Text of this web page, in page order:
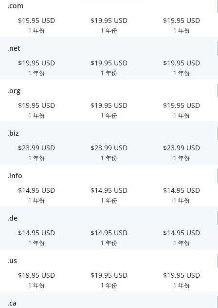
.com
$19.95 USD
1 年份
$19.95 USD
1 年份
$19.95 USD
1 年份
.net
$19.95 USD
1 年份
$19.95 USD
1 年份
$19.95 USD
1 年份
.org
$19.95 USD
1 年份
$19.95 USD
1 年份
$19.95 USD
1 年份
.biz
$23.99 USD
1 年份
$23.99 USD
1 年份
$23.99 USD
1 年份
.info
$14.95 USD
1 年份
$14.95 USD
1 年份
$14.95 USD
1 年份
.de
$14.95 USD
1 年份
$14.95 USD
1 年份
$14.95 USD
1 年份
.us
$19.95 USD
1 年份
$19.95 USD
1 年份
$19.95 USD
1 年份
.ca